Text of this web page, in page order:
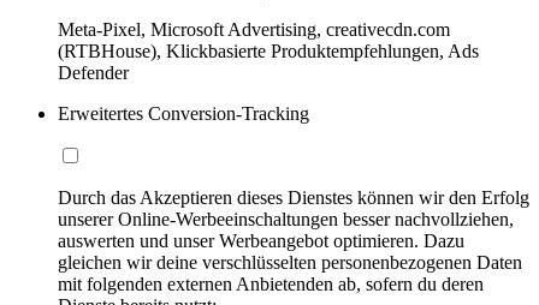
Meta-Pixel, Microsoft Advertising, creativecdn.com
(RTBHouse), Klickbasierte Produktempfehlungen, Ads
Defender
Erweitertes Conversion-Tracking
Durch das Akzeptieren dieses Dienstes können wir den Erfolg
unserer Online-Werbeeinschaltungen besser nachvollziehen,
auswerten und unser Werbeangebot optimieren. Dazu
gleichen wir deine verschlüsselten personenbezogenen Daten
mit folgenden externen Anbietenden ab, sofern du deren